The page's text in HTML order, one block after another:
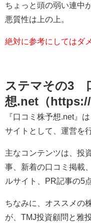
ちょっと頭の弱い連中
悪質性は上の上。
絶対に参考にしてはダ
ステマその3
想.net（
『口コミ株予想.net』
サイトとして、運営を
主なコンテンツは、投
事、新着の口コミ掲載
ルサイト、PR記事の5
ちなみに、オススメの
が、TMJ投資顧問と雅